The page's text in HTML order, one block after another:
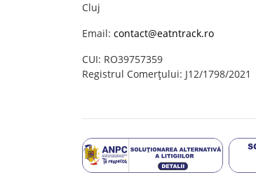
Cluj
Email: contact@eatntrack.ro
CUI: RO39757359
Registrul Comerțului: J12/1798/2021